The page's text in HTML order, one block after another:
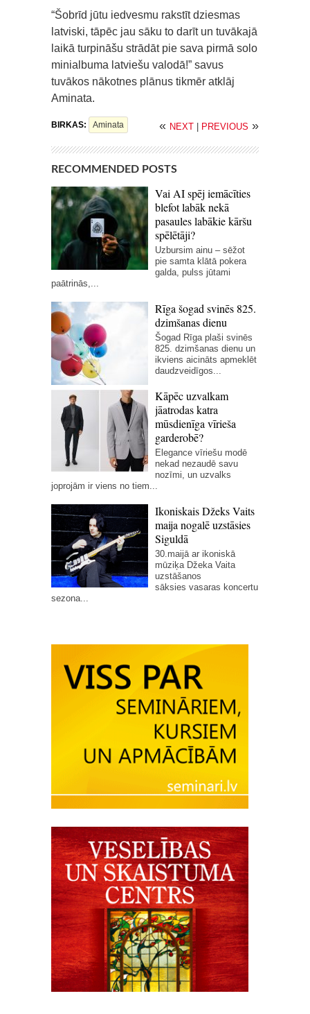
“Šobrīd jūtu iedvesmu rakstīt dziesmas
latviski, tāpēc jau sāku to darīt un tuvākajā
laikā turpināšu strādāt pie sava pirmā solo
minialbuma latviešu valodā!” savus
tuvākos nākotnes plānus tikmēr atklāj
Aminata.
BIRKAS: Aminata « NEXT | PREVIOUS »
RECOMMENDED POSTS
Vai AI spēj iemācīties
blefot labāk nekā
pasaules labākie kāršu
spēlētāji?
Uzbursim ainu – sēžot
pie samta klātā pokera
galda, pulss jūtami
paātrinās,...
Rīga šogad svinēs 825.
dzimšanas dienu
Šogad Rīga plaši svinēs
825. dzimšanas dienu un
ikviens aicināts apmeklēt
daudzveidīgos...
Kāpēc uzvalkam
jāatrodas katra
mūsdienīga vīrieša
garderobē?
Elegance vīriešu modē
nekad nezaudē savu
nozīmi, un uzvalks
joprojām ir viens no tiem...
Ikoniskais Džeks Vaits
maija nogalē uzstāsies
Siguldā
30.maijā ar ikoniskā
mūziķa Džeka Vaita
uzstāšanos
sāksies vasaras koncertu
sezona...